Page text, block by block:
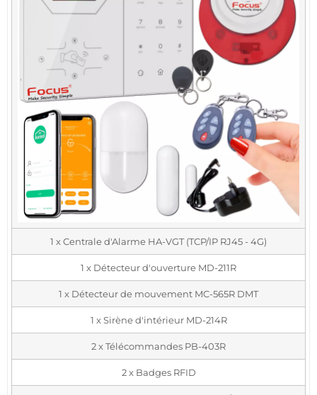
1 x Centrale d'Alarme HA-VGT (TCP/IP RJ45 - 4G)
1 x Détecteur d'ouverture MD-211R
1 x Détecteur de mouvement MC-565R DMT
1 x Sirène d'intérieur MD-214R
2 x Télécommandes PB-403R
2 x Badges RFID